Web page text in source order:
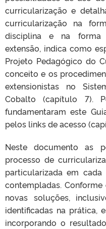
curricularização e
curricularização na
disciplina e na forma
extensão, indica como
Projeto Pedagógico do
conceito e os
extensionistas no
Cobalto (capítulo 7).
fundamentaram este
pelos links de acesso
Neste documento as
processo de
particularizada em
contempladas.
novas soluções,
identificadas na prática,
incorporando o